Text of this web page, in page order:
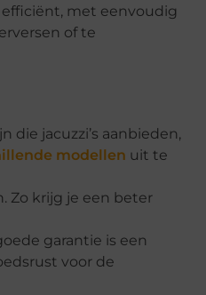
met eenvoudig
of te
die jacuzzi’s aanbieden,
modellen uit te
Zo krijg je een beter
garantie is een
voor de